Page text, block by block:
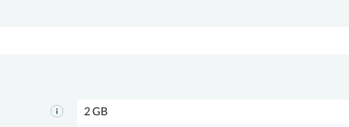
2 GB